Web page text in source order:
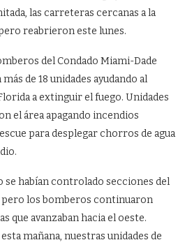
las carreteras cercanas a la
reabrieron este lunes.
del Condado Miami-Dade
de 18 unidades ayudando al
a extinguir el fuego. Unidades
el área apagando incendios
para desplegar chorros de agua
se habían controlado secciones del
pero los bomberos continuaron
que avanzaban hacia el oeste.
mañana, nuestras unidades de